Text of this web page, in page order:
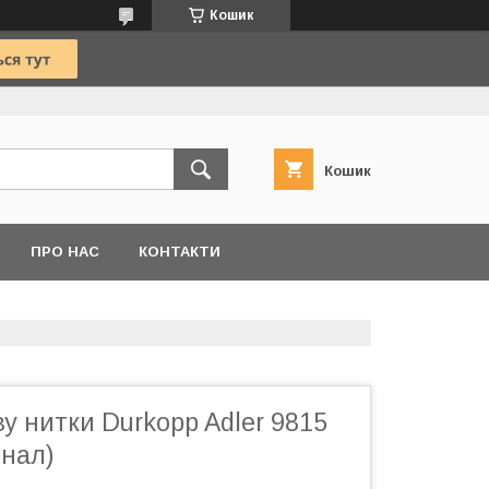
Кошик
Кошик
ПРО НАС КОНТАКТИ
нитки Durkopp Adler 9815